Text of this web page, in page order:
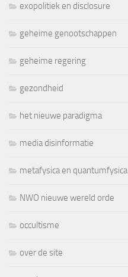
exopolitiek en disclosure
geheime genootschappen
geheime regering
gezondheid
het nieuwe paradigma
media disinformatie
metafysica en quantumfysica
NWO nieuwe wereld orde
occultisme
over de site